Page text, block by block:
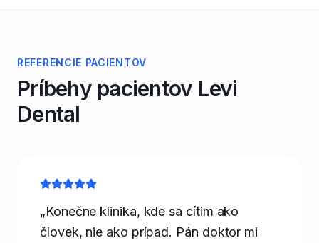
REFERENCIE PACIENTOV
Príbehy pacientov Levi
Dental
„Konečne klinika, kde sa cítim ako
človek, nie ako prípad. Pán doktor mi